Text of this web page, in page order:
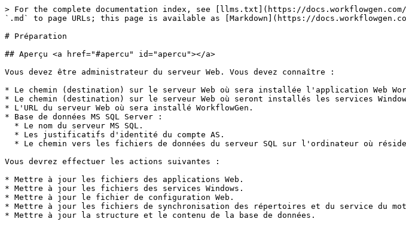
> For the complete documentation index, see [llms.txt](https://
`.md` to page URLs; this page is available as [Markdown](https://
# Préparation
## Aperçu <a href="#apercu" id="apercu"></a>
Vous devez être administrateur du serveur Web. Vous devez connaître :
* Le chemin (destination) sur le serveur Web où sera installée l'application Web
* Le chemin (destination) sur le serveur Web où seront installés les services
* L'URL du serveur Web où sera installé WorkflowGen.
* Base de données MS SQL Server :
Vous devrez effectuer les actions suivantes :
* Mettre à jour les fichiers des applications Web.
* Mettre à jour les fichiers des services Windows.
* Mettre à jour le fichier de configuration Web.
* Mettre à jour les fichiers de synchronisation des répertoires et du service du
* Mettre à jour la structure et le contenu de la base de données.